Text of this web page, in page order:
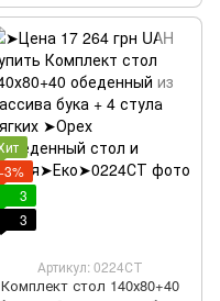
3
3
Артикул: 0224СТ
Комплект стол 140х80+40